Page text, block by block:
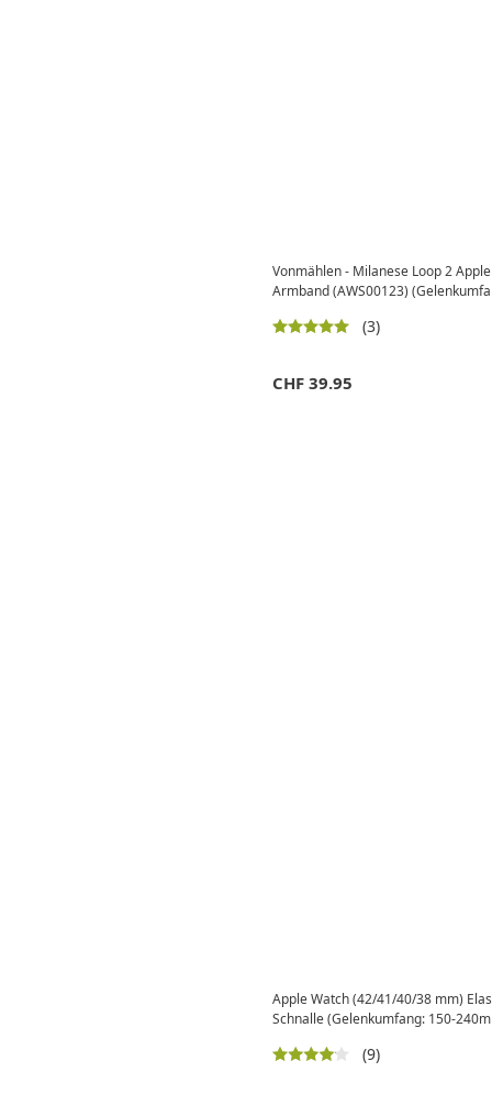
Vonmählen - Milanese Loop 2
Armband (AWS00123)
(3)
CHF 39.95
Apple Watch (42/41/40/38 mm)
Schnalle (Gelenkumfang: 150-
(9)